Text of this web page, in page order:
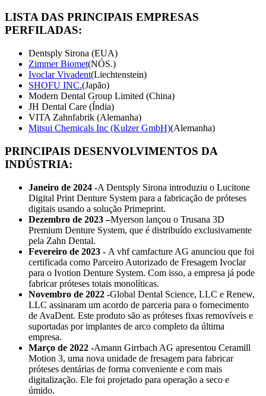
LISTA DAS PRINCIPAIS EMPRESAS
PERFILADAS:
Dentsply Sirona (EUA)
Zimmer Biomet(NÓS.)
Ivoclar Vivadent(Liechtenstein)
SHOFU INC.(Japão)
Modern Dental Group Limited (China)
JH Dental Care (Índia)
VITA Zahnfabrik (Alemanha)
Mitsui Chemicals Inc (Kulzer GmbH)(Alemanha)
PRINCIPAIS DESENVOLVIMENTOS DA
INDÚSTRIA:
Janeiro de 2024 -A Dentsply Sirona introduziu o Lucitone
Digital Print Denture System para a fabricação de próteses
digitais usando a solução Primeprint.
Dezembro de 2023 –Myerson lançou o Trusana 3D
Premium Denture System, que é distribuído exclusivamente
pela Zahn Dental.
Fevereiro de 2023 - A vhf camfacture AG anunciou que foi
certificada como Parceiro Autorizado de Fresagem Ivoclar
para o Ivotion Denture System. Com isso, a empresa já pode
fabricar próteses totais monolíticas.
Novembro de 2022 -Global Dental Science, LLC e Renew,
LLC assinaram um acordo de parceria para o fornecimento
de AvaDent. Este produto são as próteses fixas removíveis e
suportadas por implantes de arco completo da última
empresa.
Março de 2022 -Amann Girrbach AG apresentou Ceramill
Motion 3, uma nova unidade de fresagem para fabricar
próteses dentárias de forma conveniente e com mais
digitalização. Ele foi projetado para operação a seco e
úmido.